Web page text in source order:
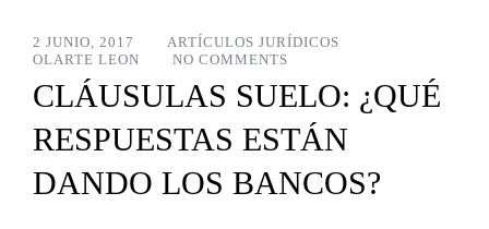
2 JUNIO, 2017
ARTÍCULOS JURÍDICOS
OLARTE LEON
NO COMMENTS
CLÁUSULAS SUELO: ¿QUÉ
RESPUESTAS ESTÁN
DANDO LOS BANCOS?